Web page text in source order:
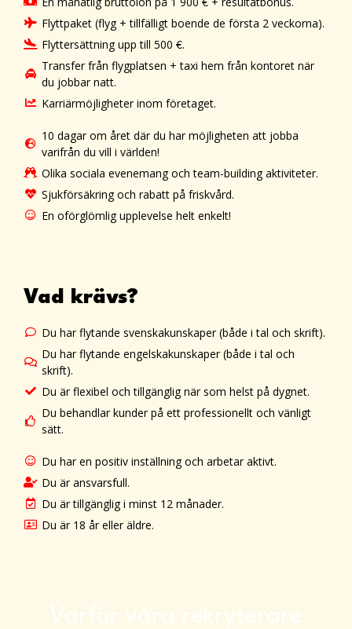
Flyttpaket (flyg + tillfälligt boende de första 2 veckorna).
Flyttersättning upp till 500 €.
Transfer från flygplatsen + taxi hem från kontoret när
du jobbar natt.
Karriärmöjligheter inom företaget.
10 dagar om året där du har möjligheten att jobba
varifrån du vill i världen!
Olika sociala evenemang och team-building aktiviteter.
Sjukförsäkring och rabatt på friskvård.
En oförglömlig upplevelse helt enkelt!
Vad krävs?
Du har flytande svenskakunskaper (både i tal och skrift).
Du har flytande engelskakunskaper (både i tal och
skrift).
Du är flexibel och tillgänglig när som helst på dygnet.
Du behandlar kunder på ett professionellt och vänligt
sätt.
Du har en positiv inställning och arbetar aktivt.
Du är ansvarsfull.
Du är tillgänglig i minst 12 månader.
Du är 18 år eller äldre.
Varför våra rekryterare